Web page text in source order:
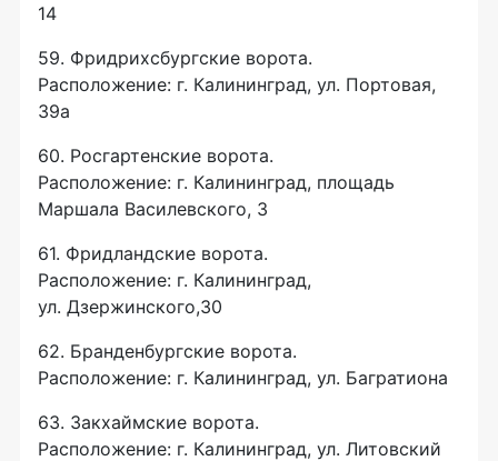
14
59. Фридрихсбургские ворота.
Расположение: г. Калининград, ул. Портовая,
39а
60. Росгартенские ворота.
Расположение: г. Калининград, площадь
Маршала Василевского, 3
61. Фридландские ворота.
Расположение: г. Калининград,
ул. Дзержинского,30
62. Бранденбургские ворота.
Расположение: г. Калининград, ул. Багратиона
63. Закхаймские ворота.
Расположение: г. Калининград, ул. Литовский